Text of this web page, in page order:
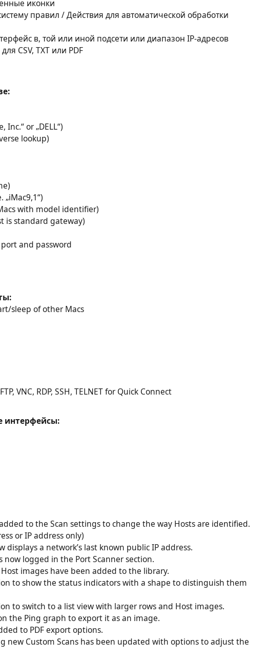
иконки
правил / Действия для автоматической обработки
в, той или иной подсети или диапазон IP-адресов
CSV, TXT или PDF
Inc.“ or „DELL“)
lookup)
with model identifier)
is standard gateway)
and password
sleep of other Macs
VNC, RDP, SSH, TELNET for Quick Connect
интерфейсы:
to the Scan settings to change the way Hosts are identified.
or IP address only)
displays a network’s last known public IP address.
now logged in the Port Scanner section.
images have been added to the library.
to show the status indicators with a shape to distinguish them
to switch to a list view with larger rows and Host images.
the Ping graph to export it as an image.
to PDF export options.
new Custom Scans has been updated with options to adjust the